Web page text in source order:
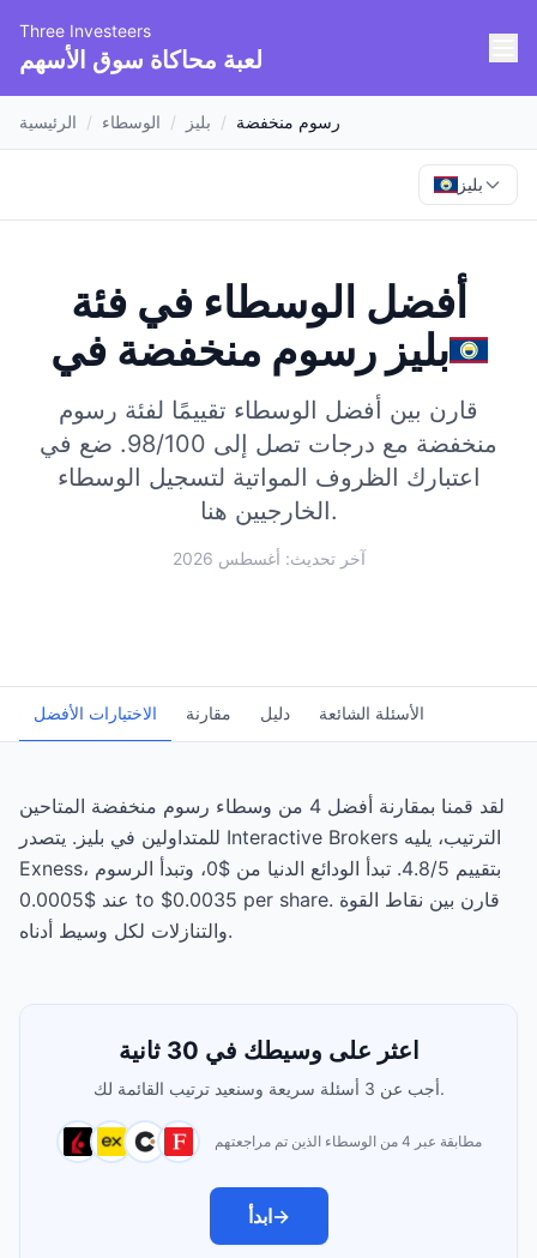
Three Investeers
لعبة محاكاة سوق الأسهم
الرئيسية / الوسطاء / بليز / رسوم منخفضة
بليز
أفضل الوسطاء في فئة
رسوم منخفضةفي بليز
قارن بين أفضل الوسطاء تقييمًا لفئة رسوم
منخفضة مع درجات تصل إلى 98/100.
ضع في
اعتبارك الظروف المواتية لتسجيل الوسطاء
الخارجيين هنا.
آخر تحديث: أغسطس 2026
الاختيارات الأفضل مقارنة دليل الأسئلة الشائعة
لقد قمنا بمقارنة أفضل 4 من وسطاء رسوم منخفضة المتاحين
للمتداولين في بليز. يتصدر Interactive Brokers الترتيب، يليه
Exness، بتقييم 4.8/5. تبدأ الودائع الدنيا من $0، وتبدأ الرسوم
عند $0.0005 to $0.0035 per share. قارن بين نقاط القوة
والتنازلات لكل وسيط أدناه.
اعثر على وسيطك في 30 ثانية
أجب عن 3 أسئلة سريعة وسنعيد ترتيب القائمة لك.
مطابقة عبر 4 من الوسطاء الذين تم مراجعتهم
ابدأ→